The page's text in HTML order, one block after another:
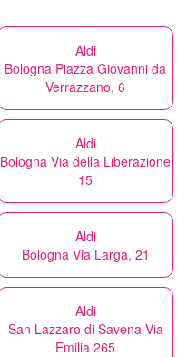
Aldi
Bologna Piazza Giovanni da
Verrazzano, 6
Aldi
Bologna Via della Liberazione
15
Aldi
Bologna Via Larga, 21
Aldi
San Lazzaro di Savena Via
Emilia 265